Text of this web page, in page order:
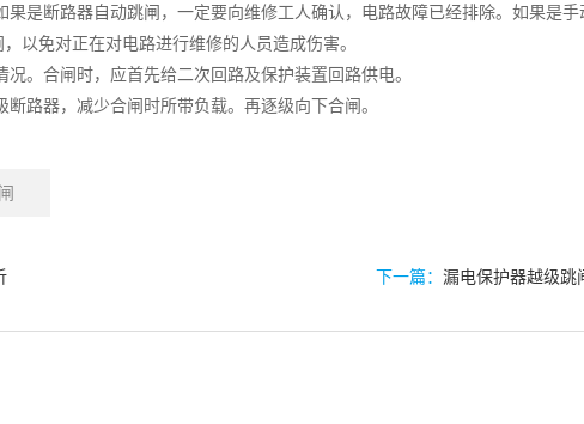
果是断路器自动跳闸，一定要向维修工人确认，电路故障已经排除。如果是手
以免对正在对电路进行维修的人员造成伤害。
。合闸时，应首先给二次回路及保护装置回路供电。
路器，减少合闸时所带负载。再逐级向下合闸。
下一篇： 漏电保护器越级跳